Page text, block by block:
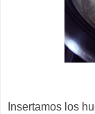
Insertamos los